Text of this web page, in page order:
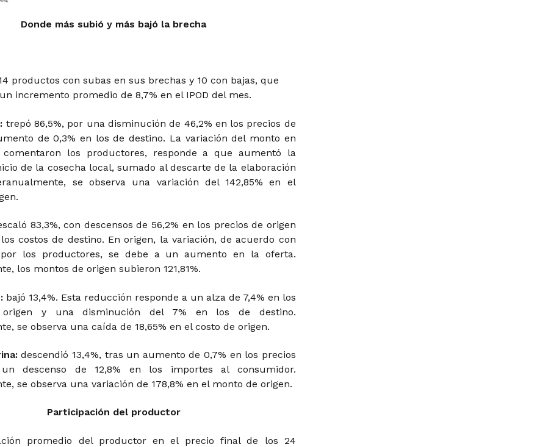
Donde más subió y más bajó la brecha
productos con subas en sus brechas y 10 con bajas, que
incremento promedio de 8,7% en el IPOD del mes.
trepó 86,5%, por una disminución de 46,2% en los precios de
de 0,3% en los de destino. La variación del monto en
comentaron los productores, responde a que aumentó la
de la cosecha local, sumado al descarte de la elaboración
se observa una variación del 142,85% en el
83,3%, con descensos de 56,2% en los precios de origen
costos de destino. En origen, la variación, de acuerdo con
los productores, se debe a un aumento en la oferta.
los montos de origen subieron 121,81%.
bajó 13,4%. Esta reducción responde a un alza de 7,4% en los
origen y una disminución del 7% en los de destino.
se observa una caída de 18,65% en el costo de origen.
descendió 13,4%, tras un aumento de 0,7% en los precios
descenso de 12,8% en los importes al consumidor.
se observa una variación de 178,8% en el monto de origen.
Participación del productor
promedio del productor en el precio final de los 24